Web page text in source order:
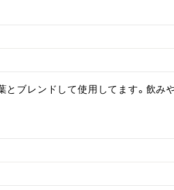
とブレンドして使用してます。飲み